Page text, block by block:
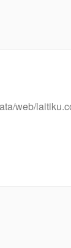
web/